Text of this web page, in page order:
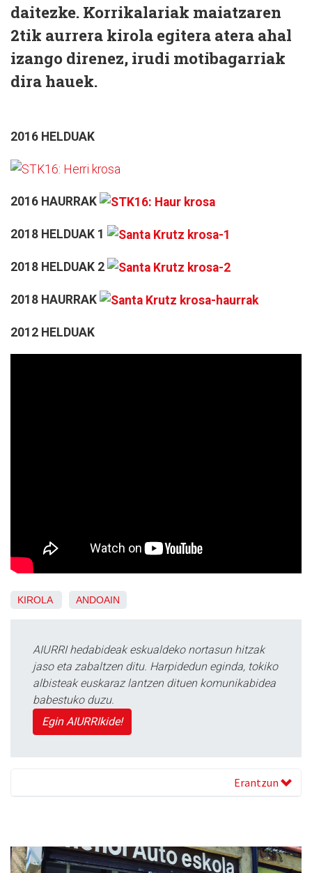
daitezke. Korrikalariak maiatzaren
2tik aurrera kirola egitera atera ahal
izango direnez, irudi motibagarriak
dira hauek.
2016 HELDUAK
2016 HAURRAK
2018 HELDUAK 1
2018 HELDUAK 2
2018 HAURRAK
2012 HELDUAK
KIROLA ANDOAIN
AIURRI hedabideak eskualdeko nortasun hitzak
jaso eta zabaltzen ditu. Harpidedun eginda, tokiko
albisteak euskaraz lantzen dituen komunikabidea
babestuko duzu.
Egin AIURRIkide!
Erantzun